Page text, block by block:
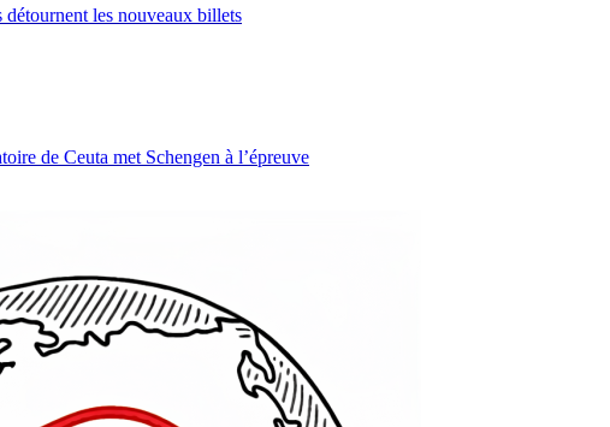
détournent les nouveaux billets
de Ceuta met Schengen à l’épreuve